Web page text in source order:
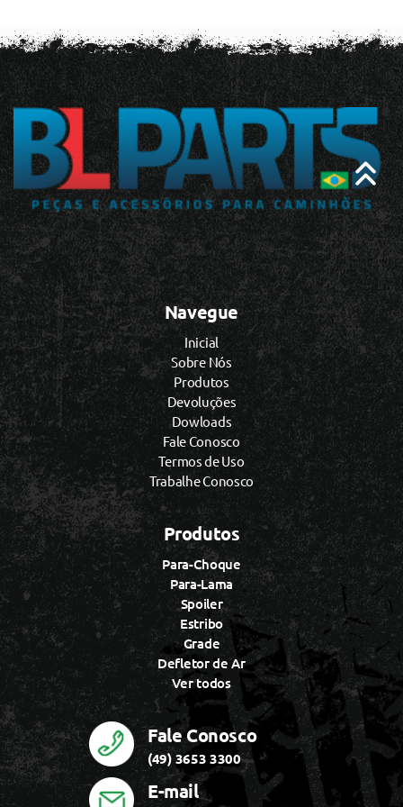
Navegue
Inicial
Sobre Nós
Produtos
Devoluções
Dowloads
Fale Conosco
Termos de Uso
Trabalhe Conosco
Produtos
Para-Choque
Para-Lama
Spoiler
Estribo
Grade
Defletor de Ar
Ver todos
Fale Conosco
(49) 3653 3300
E-mail